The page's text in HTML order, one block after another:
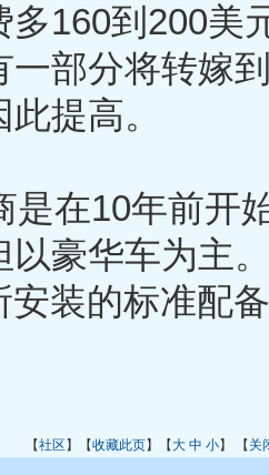
多160到200美
一部分将转嫁
提高。
在10年前开
以豪华车为主
安装的标准配
【社区】【收藏此页】【大 中 小】 【关